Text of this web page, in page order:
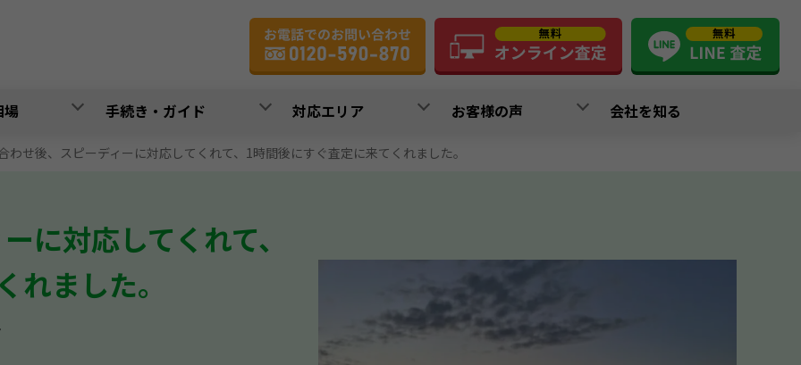
手続き・ガイド 対応エリア お客様の声 会社を知る
わせ後、スピーディーに対応してくれて、1時間後にすぐ査定に来てくれました。
に対応してくれて、
ました。